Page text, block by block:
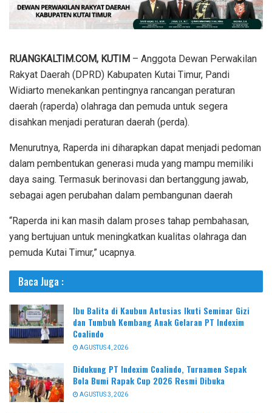
RUANGKALTIM.COM, KUTIM – Anggota Dewan Perwakilan
Rakyat Daerah (DPRD) Kabupaten Kutai Timur, Pandi
Widiarto menekankan pentingnya rancangan peraturan
daerah (raperda) olahraga dan pemuda untuk segera
disahkan menjadi peraturan daerah (perda).
Menurutnya, Raperda ini diharapkan dapat menjadi pedoman
dalam pembentukan generasi muda yang mampu memiliki
daya saing. Termasuk berinovasi dan bertanggung jawab,
sebagai agen perubahan dalam pembangunan daerah
“Raperda ini kan masih dalam proses tahap pembahasan,
yang bertujuan untuk meningkatkan kualitas olahraga dan
pemuda Kutai Timur,” ucapnya.
Baca Juga :
Ibu Balita di Kaubun Antusias Ikuti Seminar Gizi
dan Tumbuh Kembang Anak Gelaran PT Indexim
Coalindo
AGUSTUS 4, 2026
Didukung PT Indexim Coalindo, Turnamen Sepak
Bola Bumi Rapak Cup 2026 Resmi Dibuka
AGUSTUS 3, 2026